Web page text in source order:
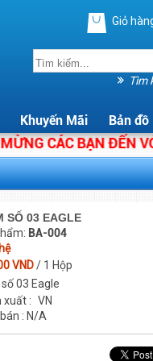
Giỏ
Tìm
Khuyến Mãi Bản đồ
CÁC BẠN ĐẾN VỚI
SỐ 03 EAGLE
BA-004
VND/ 1 Hộp
03 Eagle
xuất : VN
: N/A